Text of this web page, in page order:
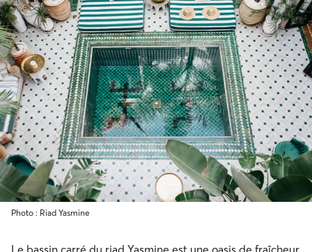
Photo : Riad Yasmine
Le bassin carré du riad Yasmine est une oasis de fraîcheur